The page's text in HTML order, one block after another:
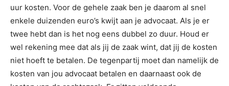
uur kosten. Voor de gehele zaak ben je daarom al snel
enkele duizenden euro’s kwijt aan je advocaat. Als je er
twee hebt dan is het nog eens dubbel zo duur. Houd er
wel rekening mee dat als jij de zaak wint, dat jij de kosten
niet hoeft te betalen. De tegenpartij moet dan namelijk de
kosten van jou advocaat betalen en daarnaast ook de